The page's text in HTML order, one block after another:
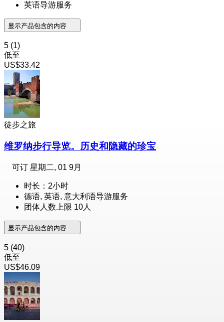
英语导游服务
显示产品包含的内容
5 (1)
低至
US$33.42
徒步之旅
维罗纳步行导览。历史和隐藏的珍宝
可订 星期二, 01 9月
时长：2小时
德语, 英语, 意大利语导游服务
团体人数上限 10人
显示产品包含的内容
5 (40)
低至
US$46.09